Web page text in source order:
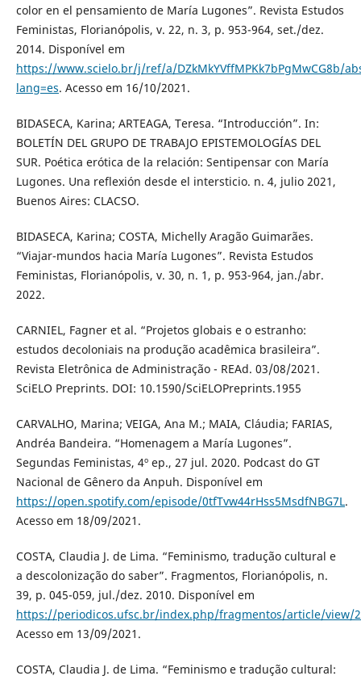
color en el pensamiento de María Lugones”. Revista Estudos
Feministas, Florianópolis, v. 22, n. 3, p. 953-964, set./dez.
2014. Disponível em
https://www.scielo.br/j/ref/a/DZkMkYVffMPKk7bPgMwCG8b/
lang=es. Acesso em 16/10/2021.
BIDASECA, Karina; ARTEAGA, Teresa. “Introducción”. In:
BOLETÍN DEL GRUPO DE TRABAJO EPISTEMOLOGÍAS DEL
SUR. Poética erótica de la relación: Sentipensar con María
Lugones. Una reflexión desde el intersticio. n. 4, julio 2021,
Buenos Aires: CLACSO.
BIDASECA, Karina; COSTA, Michelly Aragão Guimarães.
“Viajar-mundos hacia María Lugones”. Revista Estudos
Feministas, Florianópolis, v. 30, n. 1, p. 953-964, jan./abr.
2022.
CARNIEL, Fagner et al. “Projetos globais e o estranho:
estudos decoloniais na produção acadêmica brasileira”.
Revista Eletrônica de Administração - REAd. 03/08/2021.
SciELO Preprints. DOI: 10.1590/SciELOPreprints.1955
CARVALHO, Marina; VEIGA, Ana M.; MAIA, Cláudia; FARIAS,
Andréa Bandeira. “Homenagem a María Lugones”.
Segundas Feministas, 4º ep., 27 jul. 2020. Podcast do GT
Nacional de Gênero da Anpuh. Disponível em
https://open.spotify.com/episode/0tfTvw44rHss5MsdfNBG7L.
Acesso em 18/09/2021.
COSTA, Claudia J. de Lima. “Feminismo, tradução cultural e
a descolonização do saber”. Fragmentos, Florianópolis, n.
39, p. 045-059, jul./dez. 2010. Disponível em
https://periodicos.ufsc.br/index.php/fragmentos/article/view/
Acesso em 13/09/2021.
COSTA, Claudia J. de Lima. “Feminismo e tradução cultural: